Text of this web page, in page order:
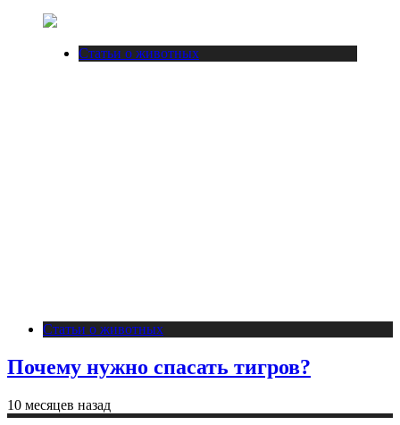
Статьи о животных
Статьи о животных
Почему нужно спасать тигров?
10 месяцев назад